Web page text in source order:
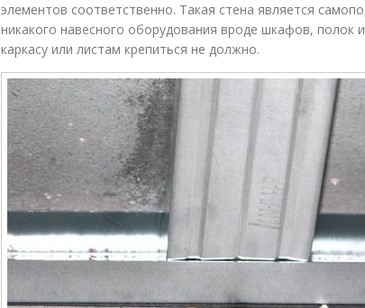
элементов соответственно. Такая стена является
никакого навесного оборудования вроде шкафов, полок
каркасу или листам крепиться не должно.